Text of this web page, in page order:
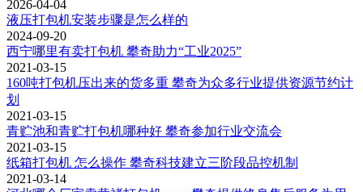
2026-04-04
液压打包机安装步骤是怎么样的
2024-09-20
西宁哪里有卖打包机 攀奇助力“工业2025”
2021-03-15
160吨打包机压出来的货多重 攀奇为众多行业提供资源节约计
划
2021-03-15
青贮池和青贮打包机哪种好 攀奇参加行业交流会
2021-03-15
纸箱打包机 怎么操作 攀奇科技建立三阶段品控机制
2021-03-14